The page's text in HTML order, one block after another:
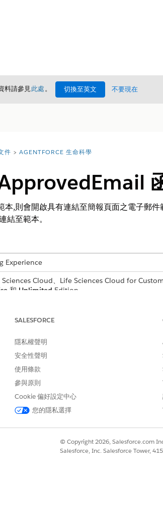
料請參見此處。 切換至英文 不要現在
件 AGENTFORCE 生命科學
本,則會開啟具有連結至簡報頁面之電子郵
結至範本。
Experience
Sciences Cloud、Life Sciences Cloud for
和 Unlimited Edition。
題？
們改進！
SALESFORCE
隱私權聲明
安全性聲明
使用條款
參與原則
Cookie 偏好設定中心
您的隱私選擇
© Copyright 2026, Salesforce.com
Salesforce, Inc. Salesforce Tower,